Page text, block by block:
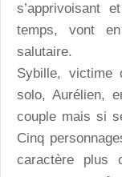
s’apprivoisant
temps, vont
salutaire.
Sybille, victime
solo, Aurélien,
couple mais si
Cinq
caractère plus